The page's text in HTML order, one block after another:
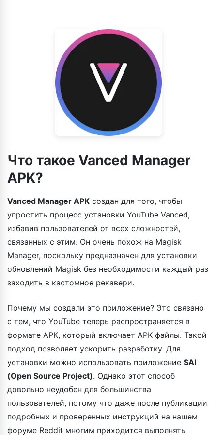
Что такое Vanced Manager
APK?
Vanced Manager APK создан для того, чтобы
упростить процесс установки YouTube Vanced,
избавив пользователей от всех сложностей,
связанных с этим. Он очень похож на Magisk
Manager, поскольку предназначен для установки
обновлений Magisk без необходимости каждый раз
заходить в кастомное рекавери.
Почему мы создали это приложение? Это связано
с тем, что YouTube теперь распространяется в
формате APK, который включает APK-файлы. Такой
подход позволяет ускорить разработку. Для
установки можно использовать приложение SAI
(Open Source Project). Однако этот способ
довольно неудобен для большинства
пользователей, потому что даже после публикации
подробных и проверенных инструкций на нашем
форуме Reddit многим приходится выполнять